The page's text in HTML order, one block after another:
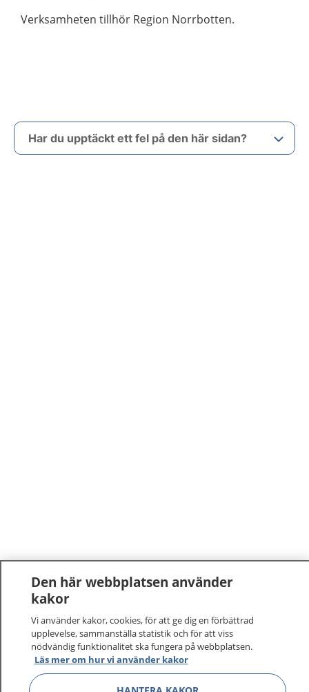
Verksamheten tillhör Region Norrbotten.
Har du upptäckt ett fel på den här sidan?
Den här webbplatsen använder
kakor
Vi använder kakor, cookies, för att ge dig en förbättrad
upplevelse, sammanställa statistik och för att viss
nödvändig funktionalitet ska fungera på webbplatsen.
Läs mer om hur vi använder kakor